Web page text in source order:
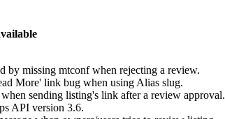
by missing mtconf when rejecting a review.
More' link bug when using Alias slug.
sending listing's link after a review approval.
API version 3.6.